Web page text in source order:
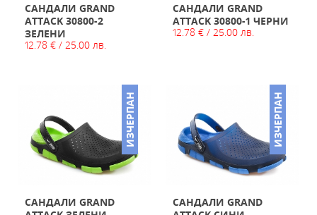
САНДАЛИ GRAND
ATTACK 30800-2
ЗЕЛЕНИ
12.78 € / 25.00 лв.
САНДАЛИ GRAND
ATTACK 30800-1 ЧЕРНИ
12.78 € / 25.00 лв.
ИЗЧЕРПАН
САНДАЛИ GRAND
ИЗЧЕРПАН
САНДАЛИ GRAND